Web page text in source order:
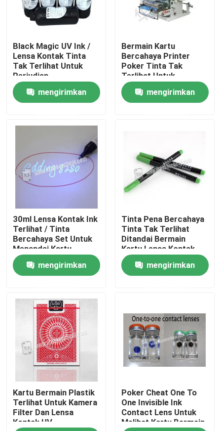
Produk
Video
Tentang Kami
Tur Pabrik
Kontrol Kualitas
Hubungi Kami
Berita
Minta Kutipan
Kartu Bermain Tak Terlihat
Black Magic UV Ink /
Lensa Kontak Tinta
Tak Terlihat Untuk
Perjudian
mengirimkan
Bermain Kartu
Bercahaya Printer
Poker Tinta Tak
Terlihat Untuk
Membuat Dek
Bertandamengirimkan
30ml Lensa Kontak Ink
Terlihat / Tinta
Bercahaya Set Untuk
Menandai Kartu
Bermain Biasa
mengirimkan
Tinta Pena Bercahaya
Tinta Tak Terlihat
Ditandai Bermain
Kartu Lensa Kontak
Untuk Permainan
Poker mengirimkan
Kartu Bermain Plastik
Terlihat Untuk Kamera
Filter Dan Lensa
Kontak UV
Poker Cheat One To
One Invisible Ink
Contact Lens Untuk
Melihat Kartu Bermain